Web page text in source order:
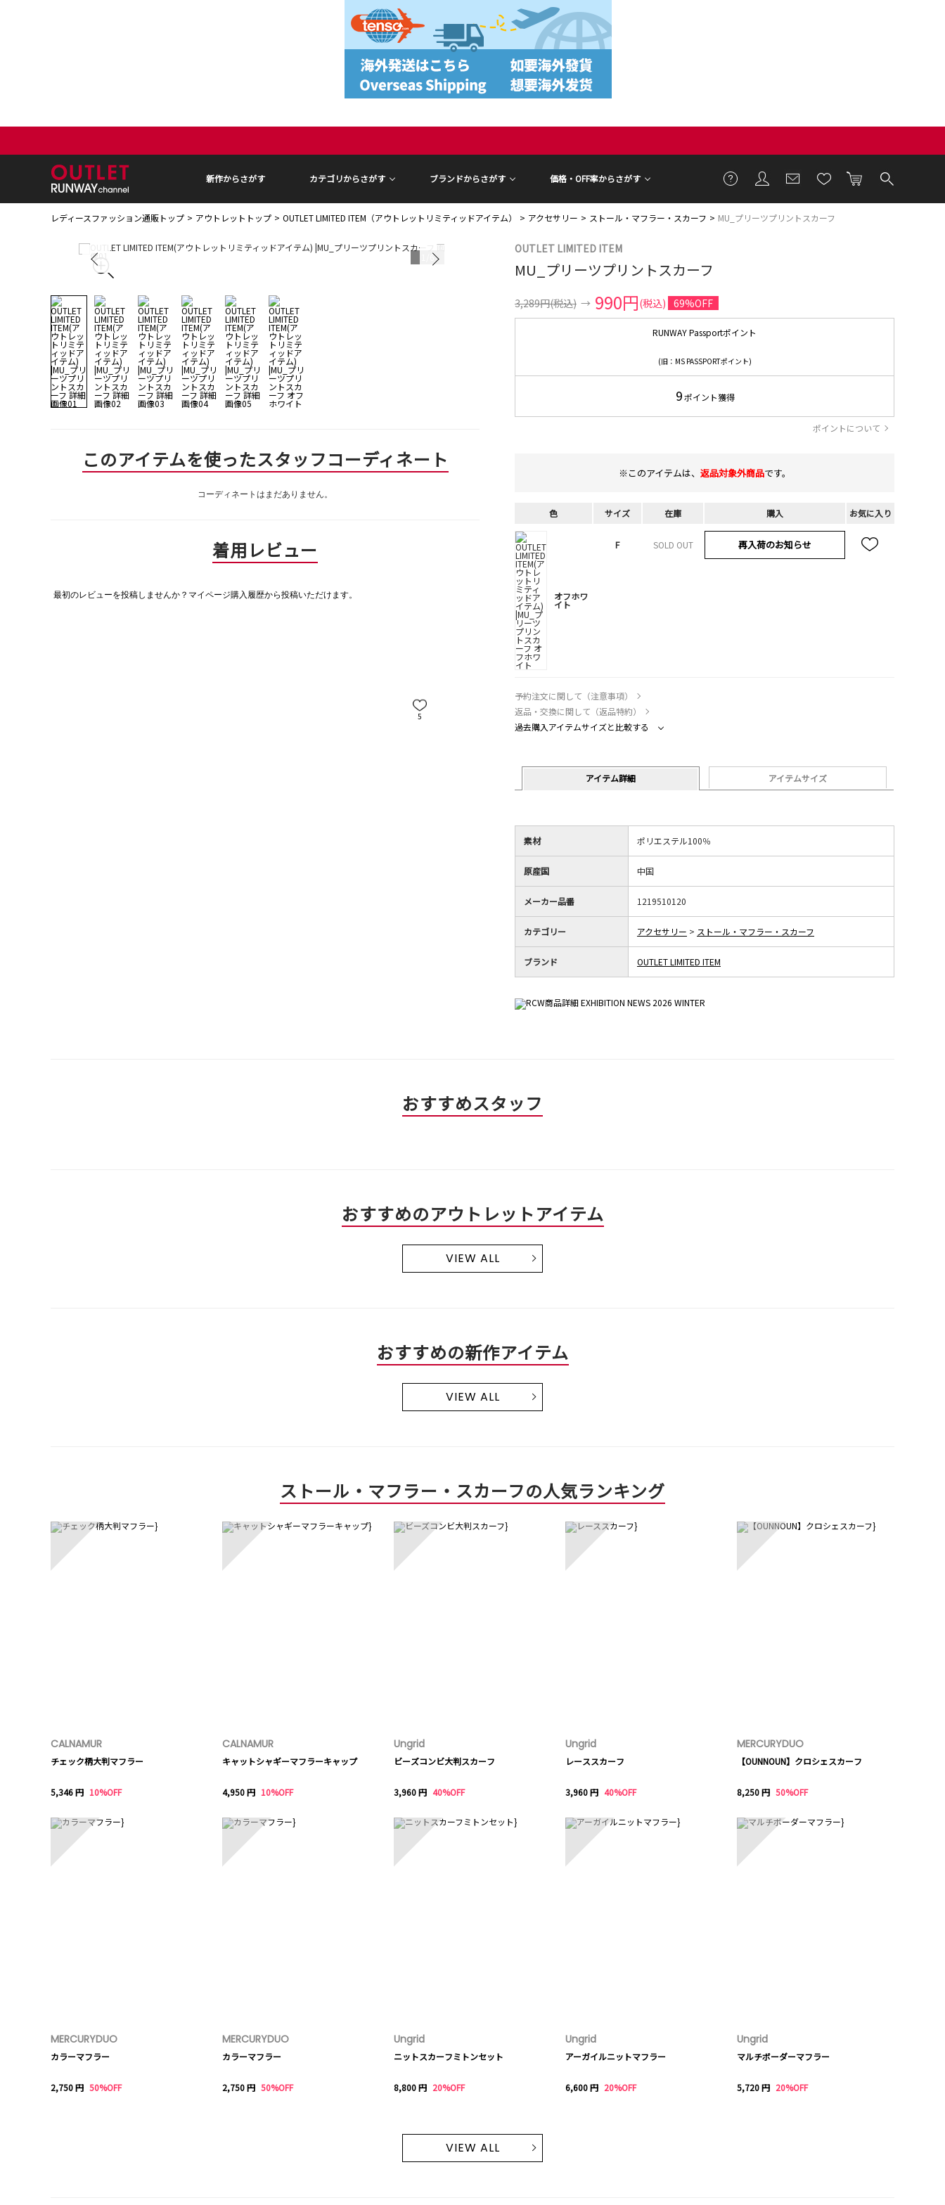
新作からさがす カテゴリからさがす ブランドからさがす 価格・OFF率からさがす
レディースファッション通販トップ アウトレットトップ OUTLET LIMITED ITEM（アウトレットリミティッドアイテム） アクセサリー ストール・マフラー・スカーフ MU_プリーツプリントスカーフ
5
6
このアイテムを使ったスタッフコーディネート
コーディネートはまだありません。
着用レビュー
最初のレビューを投稿しませんか？マイページ購入履歴から投稿いただけます。
OUTLET LIMITED ITEM
MU_プリーツプリントスカーフ
3,289円(税込) → 990円(税込) 69%OFF
RUNWAY Passportポイント
(旧：MS PASSPORTポイント)
9ポイント獲得
ポイントについて
※このアイテムは、 返品対象外商品です。
色 サイズ 在庫 購入 お気に入り
オフホワ
イト
F SOLD OUT 再入荷のお知らせ
予約注文に関して（注意事項）
返品・交換に関して（返品特約）
過去購入アイテムサイズと比較する
アイテム詳細 アイテムサイズ
素材 ポリエステル100％
原産国 中国
メーカー品番 1219510120
カテゴリー アクセサリー > ストール・マフラー・スカーフ
ブランド OUTLET LIMITED ITEM
おすすめスタッフ
おすすめのアウトレットアイテム
VIEW ALL
おすすめの新作アイテム
VIEW ALL
ストール・マフラー・スカーフの人気ランキング
CALNAMUR
チェック柄大判マフラー
5,346 円 10%OFF
CALNAMUR
キャットシャギーマフラーキャップ
4,950 円 10%OFF
Ungrid
ビーズコンビ大判スカーフ
3,960 円 40%OFF
Ungrid
レーススカーフ
3,960 円 40%OFF
MERCURYDUO
【OUNNOUN】クロシェスカーフ
8,250 円 50%OFF
MERCURYDUO
カラーマフラー
2,750 円 50%OFF
MERCURYDUO
カラーマフラー
2,750 円 50%OFF
Ungrid
ニットスカーフミトンセット
8,800 円 20%OFF
Ungrid
アーガイルニットマフラー
6,600 円 20%OFF
Ungrid
マルチボーダーマフラー
5,720 円 20%OFF
VIEW ALL